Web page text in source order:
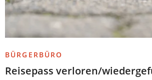
BÜRGERBÜRO
Reisepass verloren/